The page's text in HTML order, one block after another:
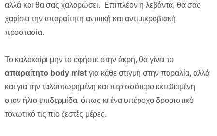
αλλά και θα σας χαλαρώσει. Επιπλέον η λεβάντα, θα σας
χαρίσει την απαραίτητη αντιιική και αντιμικροβιακή
προστασία.
Το καλοκαίρι μην το αφήστε στην άκρη, θα γίνει το
απαραίτητο body mist για κάθε στιγμή στην παραλία, αλλά
και για την ταλαιπωρημένη και περισσότερο εκτεθειμένη
στον ήλιο επιδερμίδα, όπως κι ένα υπέροχο δροσιστικό
τονωτικό τις πιο ζεστές μέρες.